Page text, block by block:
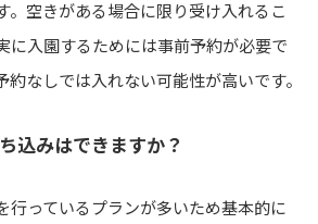
。空きがある場合に限り受け入れるこ
に入園するためには事前予約が必要で
約なしでは入れない可能性が高いです。
込みはできますか？
行っているプランが多いため基本的に